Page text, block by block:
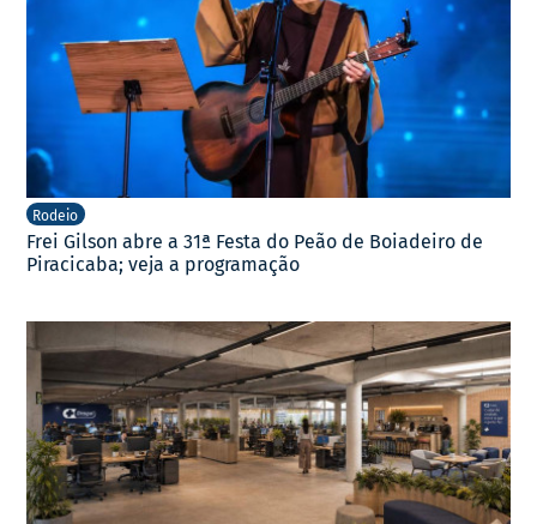
Rodeio
Frei Gilson abre a 31ª Festa do Peão de Boiadeiro de
Piracicaba; veja a programação